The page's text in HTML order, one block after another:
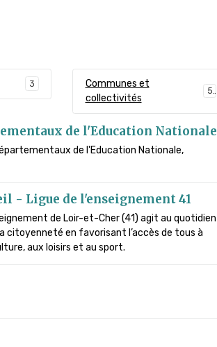
3
Communes et
collectivités
5
de l'Education Nationale
de l'Education Nationale,
- Ligue de l'enseignement 41
de Loir-et-Cher (41) agit au quotidien
citoyenneté en favorisant l’accès de tous à
aux loisirs et au sport.